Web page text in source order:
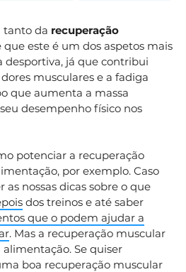
tanto da recuperação
que este é um dos aspetos mais
já que contribui
musculares e a fadiga
que aumenta a massa
desempenho físico nos
potenciar a recuperação
por exemplo. Caso
as nossas dicas sobre o que
dos treinos e até saber
que o podem ajudar a
. Mas a recuperação muscular
alimentação. Se quiser
boa recuperação muscular